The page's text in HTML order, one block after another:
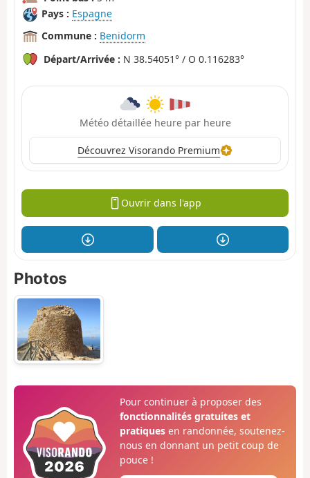
Pays : Espagne
Commune : Benidorm
Départ/Arrivée : N 38.54051° / O 0.116283°
Météo détaillée heure par heure
Découvrez Visorando Premium
Ouvrir dans l'app
Photos
Pour continuer à proposer des
fonctionnalités gratuites et
pratiquesen randonnée, soutenez-
nous en donnant un petit coup de
pouce !